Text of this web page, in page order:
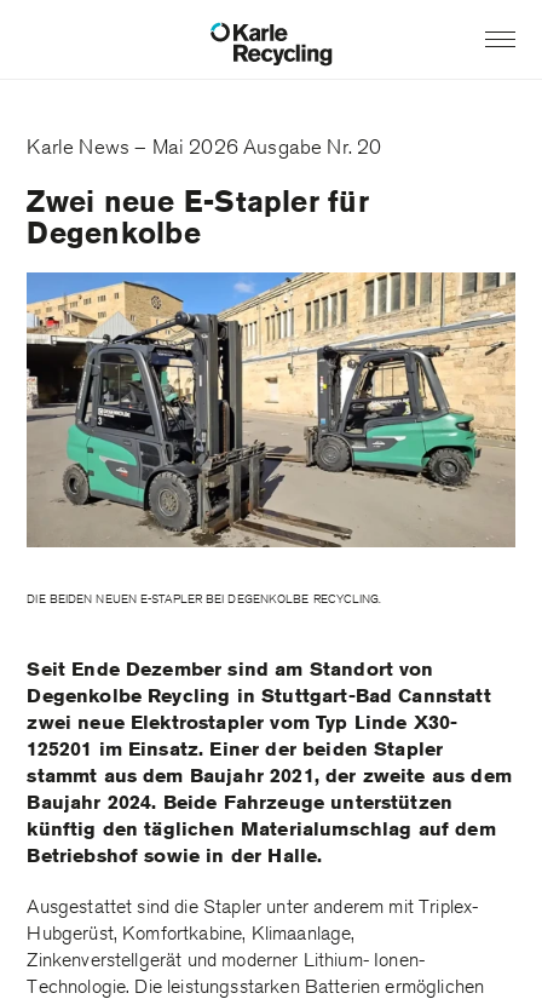
Karle News – Mai 2026 Ausgabe Nr. 20
Zwei neue E-Stapler für
Degenkolbe
DIE BEIDEN NEUEN E-STAPLER BEI DEGENKOLBE RECYCLING.
Seit Ende Dezember sind am Standort von
Degenkolbe Reycling in Stuttgart-Bad Cannstatt
zwei neue Elektrostapler vom Typ Linde X30-
125201 im Einsatz. Einer der beiden Stapler
stammt aus dem Baujahr 2021, der zweite aus dem
Baujahr 2024. Beide Fahrzeuge unterstützen
künftig den täglichen Materialumschlag auf dem
Betriebshof sowie in der Halle.
Ausgestattet sind die Stapler unter anderem mit Triplex-
Hubgerüst, Komfortkabine, Klimaanlage,
Zinkenverstellgerät und moderner Lithium- Ionen-
Technologie. Die leistungsstarken Batterien ermöglichen